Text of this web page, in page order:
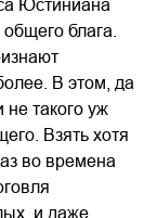
Юстиниана
блага.
В этом, да
не такого уж
Взять хотя
во времена
и даже